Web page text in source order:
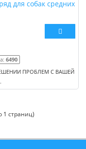
для собак средних
6490
ПРОБЛЕМ С ВАШЕЙ
1 страниц)